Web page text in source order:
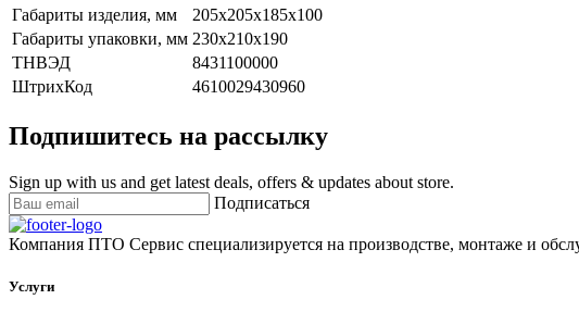
Габариты изделия, мм
205х205х185х100
Габариты упаковки, мм 230x210x190
ТНВЭД
8431100000
ШтрихКод
4610029430960
Подпишитесь на рассылку
Sign up with us and get latest deals, offers & updates about store.
Подписаться
Компания ПТО Сервис специализируется на производстве, монтаже и
Услуги